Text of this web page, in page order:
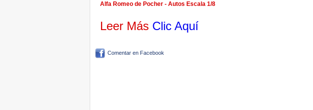
Alfa Romeo de Pocher - Autos Escala 1/8
Leer Más Clic Aquí
Comentar en Facebook